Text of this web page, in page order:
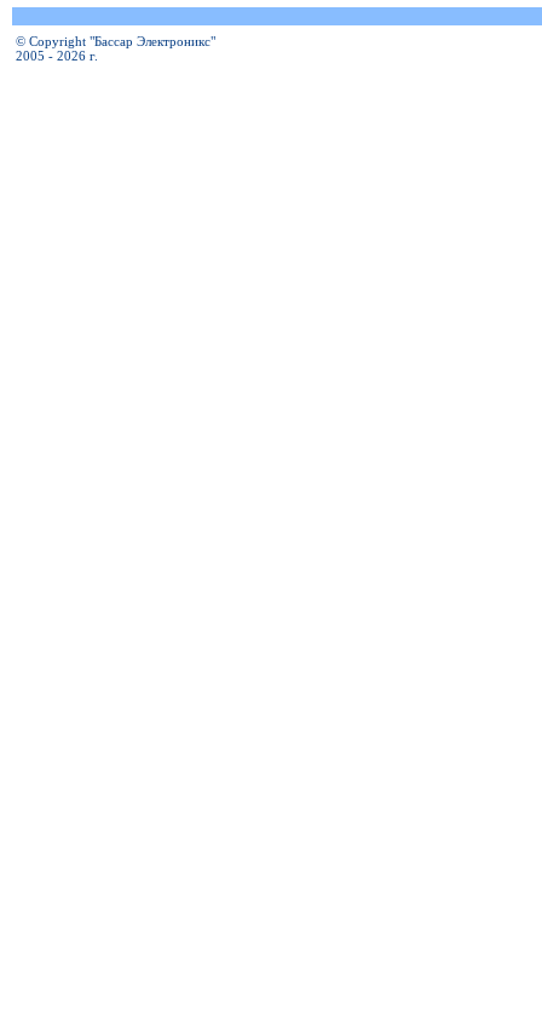
© Copyright "Бассар Электроникс"
2005 - 2026 г.